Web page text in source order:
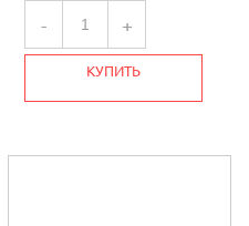
- +
КУПИТЬ